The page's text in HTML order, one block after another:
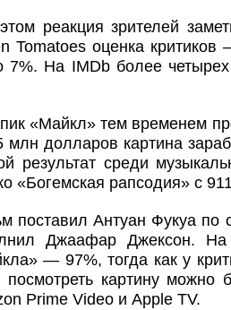
реакция зрителей
Tomatoes оценка
7%. На IMDb более
«Майкл» тем временем
млн долларов картина
результат среди
«Богемская рапсодия» с
поставил Антуан Фукуа по
Джаафар Джексон. На
— 97%, тогда как у
посмотреть картину
Prime Video и Apple TV.